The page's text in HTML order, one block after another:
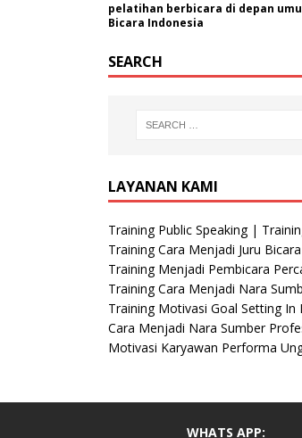
pelatihan berbicara di depan
Bicara Indonesia
SEARCH
LAYANAN KAMI
Training Public Speaking |
Training Cara Menjadi Juru
Training Menjadi Pembicara
Training Cara Menjadi Nara
Training Motivasi Goal Setting In
Cara Menjadi Nara Sumber
Motivasi Karyawan Performa
WHATS APP: